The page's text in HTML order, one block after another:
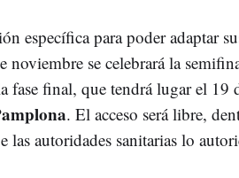
específica para poder adaptar
se celebrará la
fase final, que tendrá lugar el 19
. El acceso será libre,
autoridades sanitarias lo